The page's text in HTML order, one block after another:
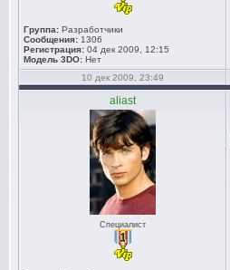
Группа: Разработчики
Сообщения: 1306
Регистрация: 04 дек 2009, 12:15
Модель 3DO: Нет
10 дек 2009, 23:49
aliast
Специалист